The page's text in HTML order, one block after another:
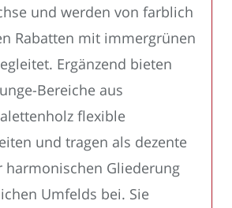
und werden von farblich
Rabatten mit immergrünen
Ergänzend bieten
Bereiche aus
flexible
und tragen als dezente
harmonischen Gliederung
Umfelds bei. Sie